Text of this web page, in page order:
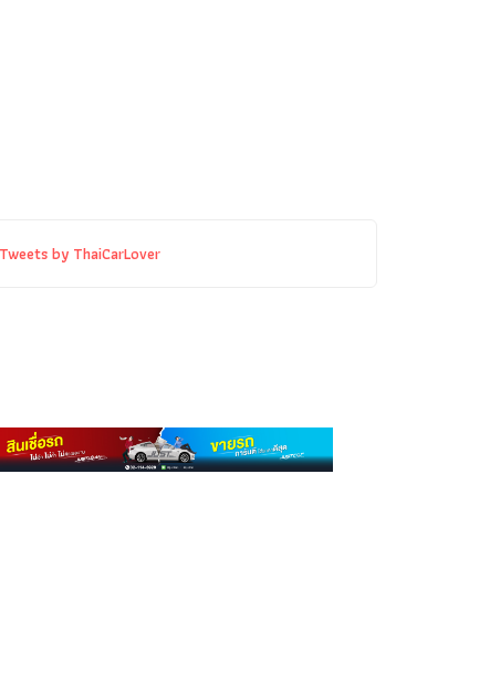
Tweets by ThaiCarLover